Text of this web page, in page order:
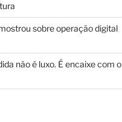
sobre operação digital
não é luxo. É encaixe com o